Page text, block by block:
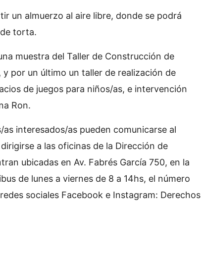
un almuerzo al aire libre, donde se podrá
torta.
muestra del Taller de Construcción de
y por un último un taller de realización de
de juegos para niños/as, e intervención
Ron.
interesados/as pueden comunicarse al
a las oficinas de la Dirección de
ubicadas en Av. Fabrés García 750, en la
de lunes a viernes de 8 a 14hs, el número
sociales Facebook e Instagram: Derechos